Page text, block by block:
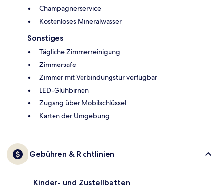
Champagnerservice
Kostenloses Mineralwasser
Sonstiges
Tägliche Zimmerreinigung
Zimmersafe
Zimmer mit Verbindungstür verfügbar
LED-Glühbirnen
Zugang über Mobilschlüssel
Karten der Umgebung
Gebühren & Richtlinien
Kinder- und Zustellbetten